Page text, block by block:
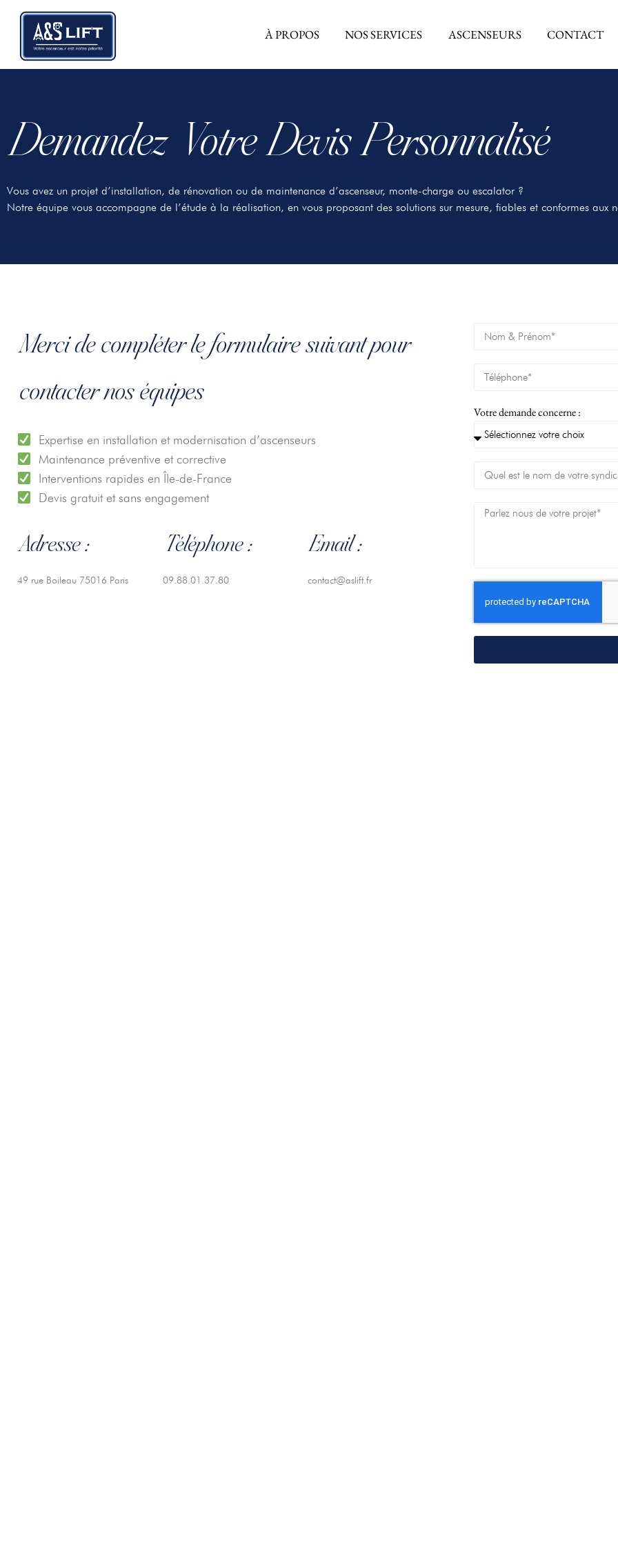
À PROPOS NOS SERVICES ASCENSEURS CONTACT
Demandez Votre Devis Personnalisé
Vous avez un projet d’installation, de rénovation ou de maintenance d’ascenseur, monte-charge ou escalator ?
Notre équipe vous accompagne de l’étude à la réalisation, en vous proposant des solutions sur mesure, fiables et conformes aux
Merci de compléter le formulaire suivant pour
contacter nos équipes​
Expertise en installation et modernisation d’ascenseurs
Maintenance préventive et corrective
Interventions rapides en Île-de-France
Devis gratuit et sans engagement
Adresse :
49 rue Boileau 75016 Paris
Téléphone :
09.88.01.37.80
Email :
contact@aslift.fr
Votre demande concerne :